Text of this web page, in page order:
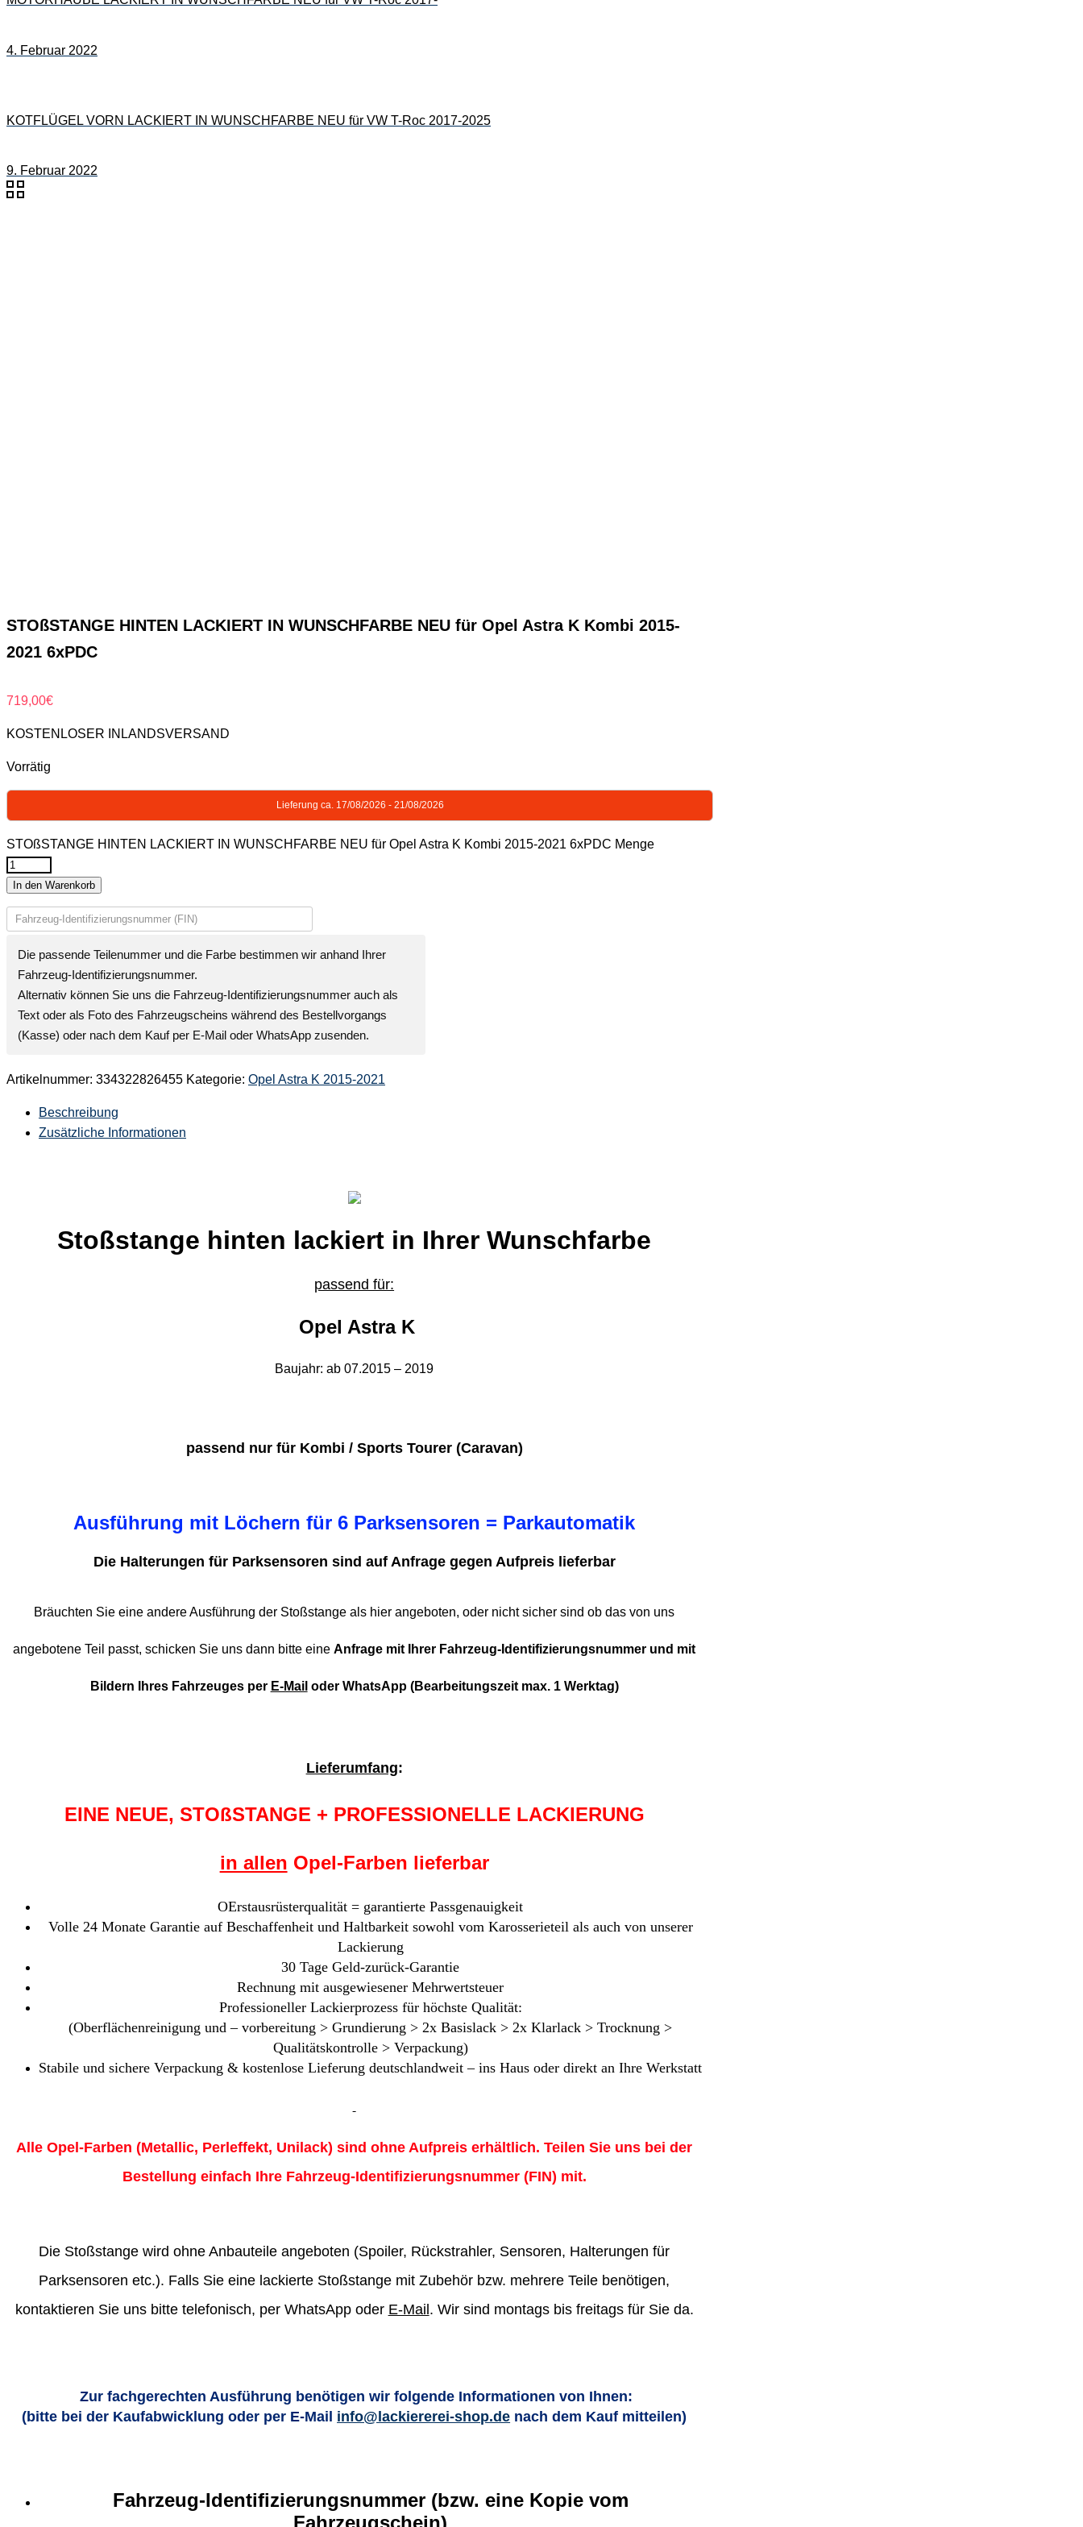
4. Februar 2022
KOTFLÜGEL VORN LACKIERT IN WUNSCHFARBE NEU für VW T-Roc 2017-2025
9. Februar 2022
STOßSTANGE HINTEN LACKIERT IN WUNSCHFARBE NEU für Opel Astra K Kombi 2015-
2021 6xPDC
719,00€
KOSTENLOSER INLANDSVERSAND
Vorrätig
Lieferung ca. 17/08/2026 - 21/08/2026
STOßSTANGE HINTEN LACKIERT IN WUNSCHFARBE NEU für Opel Astra K Kombi 2015-2021 6xPDC Menge
In den Warenkorb
Die passende Teilenummer und die Farbe bestimmen wir anhand Ihrer
Fahrzeug-Identifizierungsnummer.
Alternativ können Sie uns die Fahrzeug-Identifizierungsnummer auch als
Text oder als Foto des Fahrzeugscheins während des Bestellvorgangs
(Kasse) oder nach dem Kauf per E-Mail oder WhatsApp zusenden.
Artikelnummer: 334322826455 Kategorie: Opel Astra K 2015-2021
Beschreibung
Zusätzliche Informationen
Stoßstange hinten lackiert in Ihrer Wunschfarbe
passend für:
Opel Astra K
Baujahr: ab 07.2015 – 2019
passend nurfür Kombi / Sports Tourer (Caravan)
Ausführung mit Löchern für 6 Parksensoren = Parkautomatik
Die Halterungen für Parksensoren sind auf Anfrage gegen Aufpreis lieferbar
Bräuchten Sie eine andere Ausführung der Stoßstange als hier angeboten, oder nicht sicher sind ob das von uns
angebotene Teil passt, schicken Sie uns dann bitte eineAnfrage mit Ihrer Fahrzeug-Identifizierungsnummer und mit
Bildern Ihres Fahrzeuges per E-Mail oder WhatsApp (Bearbeitungszeit max. 1 Werktag)
Lieferumfang:
EINE NEUE, STOßSTANGE + PROFESSIONELLE LACKIERUNG
in allen Opel-Farben lieferbar
OErstausrüsterqualität = garantierte Passgenauigkeit
Volle 24 Monate Garantie auf Beschaffenheit und Haltbarkeit sowohl vom Karosserieteil als auch von unserer
Lackierung
30 Tage Geld-zurück-Garantie
Rechnung mit ausgewiesener Mehrwertsteuer
Professioneller Lackierprozess für höchste Qualität:
(Oberflächenreinigung und – vorbereitung > Grundierung > 2x Basislack > 2x Klarlack > Trocknung >
Qualitätskontrolle > Verpackung)
Stabile und sichere Verpackung & kostenlose Lieferung deutschlandweit – ins Haus oder direkt an Ihre Werkstatt
Alle Opel-Farben (Metallic, Perleffekt, Unilack) sind ohne Aufpreis erhältlich. Teilen Sie uns bei der
Bestellung einfach Ihre Fahrzeug-Identifizierungsnummer (FIN) mit.
Die Stoßstange wird ohne Anbauteile angeboten (Spoiler, Rückstrahler, Sensoren, Halterungen für
Parksensoren etc.). Falls Sie eine lackierte Stoßstange mit Zubehör bzw. mehrere Teile benötigen,
kontaktieren Sie uns bitte telefonisch, per WhatsApp oder E-Mail. Wir sind montags bis freitags für Sie da.
Zur fachgerechten Ausführung benötigen wir folgende Informationen von Ihnen:
(bitte bei der Kaufabwicklung oder per E-Mail info@lackiererei-shop.de nach dem Kauf mitteilen)
Fahrzeug-Identifizierungsnummer (bzw. eine Kopie vom